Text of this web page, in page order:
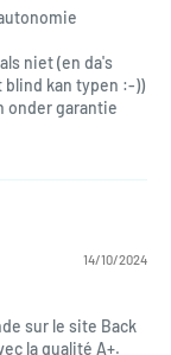
niet (en da's
kan typen :-))
onder garantie
14/10/2024
sur le site Back
la qualité A+.